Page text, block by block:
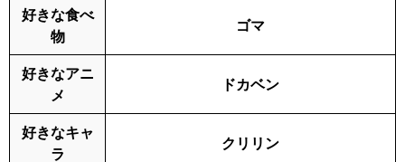
好きな食べ
物
ゴマ
好きなアニ
メ
ドカベン
好きなキャ
ラ
クリリン